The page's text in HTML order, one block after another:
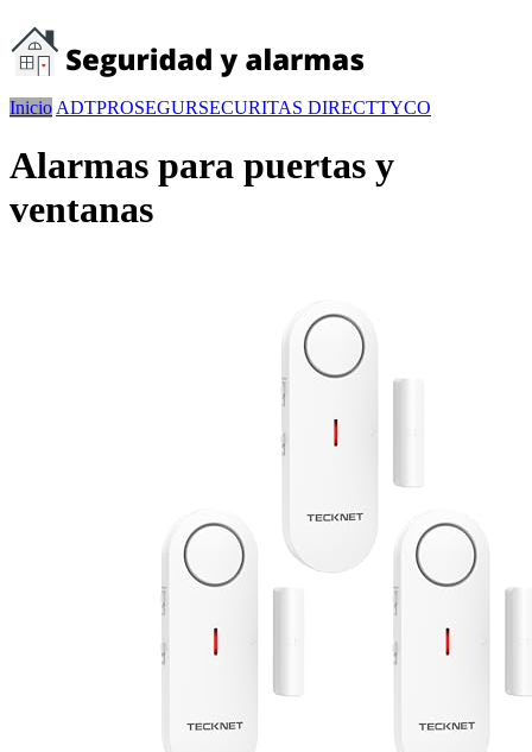
Inicio ADTPROSEGURSECURITAS DIRECTTYCO
Alarmas para puertas y
ventanas